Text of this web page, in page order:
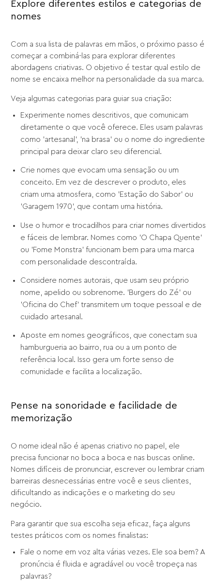
Explore diferentes estilos e categorias de
nomes
Com a sua lista de palavras em mãos, o próximo passo é
começar a combiná-las para explorar diferentes
abordagens criativas. O objetivo é testar qual estilo de
nome se encaixa melhor na personalidade da sua marca.
Veja algumas categorias para guiar sua criação:
Experimente nomes descritivos, que comunicam
diretamente o que você oferece. Eles usam palavras
como 'artesanal', 'na brasa' ou o nome do ingrediente
principal para deixar claro seu diferencial.
Crie nomes que evocam uma sensação ou um
conceito. Em vez de descrever o produto, eles
criam uma atmosfera, como 'Estação do Sabor' ou
'Garagem 1970', que contam uma história.
Use o humor e trocadilhos para criar nomes divertidos
e fáceis de lembrar. Nomes como 'O Chapa Quente'
ou 'Fome Monstra' funcionam bem para uma marca
com personalidade descontraída.
Considere nomes autorais, que usam seu próprio
nome, apelido ou sobrenome. 'Burgers do Zé' ou
'Oficina do Chef' transmitem um toque pessoal e de
cuidado artesanal.
Aposte em nomes geográficos, que conectam sua
hamburgueria ao bairro, rua ou a um ponto de
referência local. Isso gera um forte senso de
comunidade e facilita a localização.
Pense na sonoridade e facilidade de
memorização
O nome ideal não é apenas criativo no papel, ele
precisa funcionar no boca a boca e nas buscas online.
Nomes difíceis de pronunciar, escrever ou lembrar criam
barreiras desnecessárias entre você e seus clientes,
dificultando as indicações e o marketing do seu
negócio.
Para garantir que sua escolha seja eficaz, faça alguns
testes práticos com os nomes finalistas:
Fale o nome em voz alta várias vezes. Ele soa bem? A
pronúncia é fluida e agradável ou você tropeça nas
palavras?